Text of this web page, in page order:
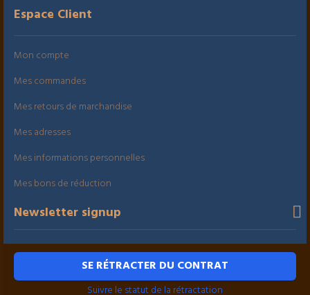
Espace Client
Mon compte
Mes commandes
Mes retours de marchandise
Mes adresses
Mes informations personnelles
Mes bons de réduction
Newsletter signup
SE RÉTRACTER DU CONTRAT
Suivre le statut de la rétractation